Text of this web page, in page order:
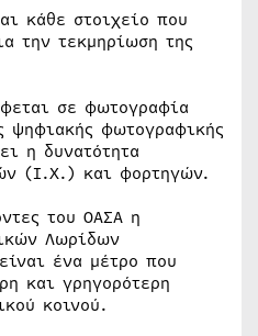
κάθε στοιχείο που
την τεκμηρίωση της
σε φωτογραφία
ψηφιακής φωτογραφικής
η δυνατότητα
(Ι.Χ.) και φορτηγών.
του ΟΑΣΑ η
Λωρίδων
ένα μέτρο που
και γρηγορότερη
κοινού.